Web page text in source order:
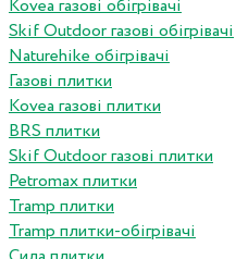
Kovea газові обігрівачі
Skif Outdoor газові обігрівачі
Naturehike обігрівачі
Газові плитки
Kovea газові плитки
BRS плитки
Skif Outdoor газові плитки
Petromax плитки
Tramp плитки
Tramp плитки-обігрівачі